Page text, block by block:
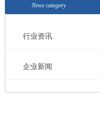
News category
行业资讯
企业新闻